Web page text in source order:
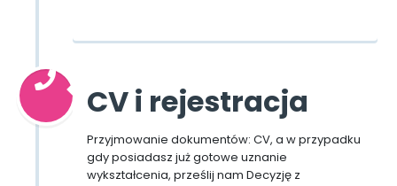
CV i rejestracja
Przyjmowanie dokumentów: CV, a w przypadku
gdy posiadasz już gotowe uznanie
wykształcenia, prześlij nam Decyzję z